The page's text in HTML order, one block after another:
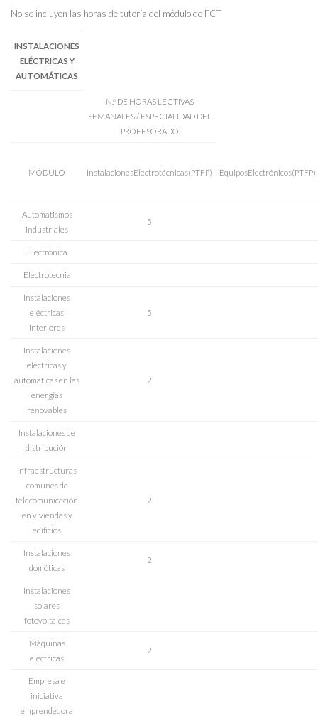
No se incluyen las horas de tutoría del módulo de FCT
INSTALACIONES
ELÉCTRICAS Y
AUTOMÁTICAS
N.º DE HORAS LECTIVAS
SEMANALES / ESPECIALIDAD DEL
PROFESORADO
MÓDULO InstalacionesElectrotécnicas(PTFP) EquiposElectrónicos(PTFP)
Automatismos
industriales
5
Electrónica
Electrotecnia
Instalaciones
eléctricas
interiores
5
Instalaciones
eléctricas y
automáticas en las
energías
renovables
2
Instalaciones de
distribución
Infraestructuras
comunes de
telecomunicación
en viviendas y
edificios
2
Instalaciones
domóticas
2
Instalaciones
solares
fotovoltaicas
Máquinas
eléctricas
2
Empresa e
iniciativa
emprendedora